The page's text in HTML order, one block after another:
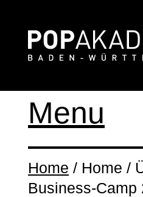
Menu
Home / Home /
Business-Camp